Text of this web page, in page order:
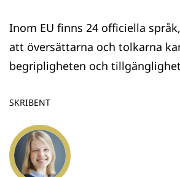
Inom EU finns 24 officiella
att översättarna och tolkarna
begripligheten och
SKRIBENT